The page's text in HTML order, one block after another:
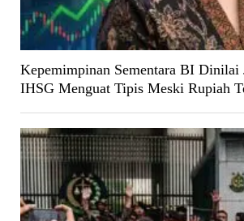
Kepemimpinan Sementara BI Dinilai
IHSG Menguat Tipis Meski Rupiah